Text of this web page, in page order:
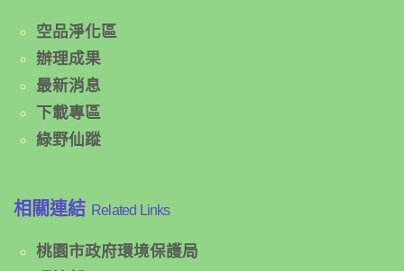
空品淨化區
辦理成果
最新消息
下載專區
綠野仙蹤
相關連結 Related Links
桃園市政府環境保護局